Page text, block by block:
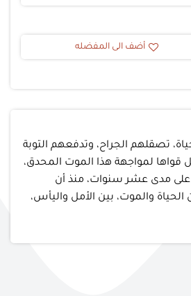
أضف الى المفضله
تصقلهم الجراح، وتدفعهم التوبة
لمواجهة هذا الموت المحدق،
على مدى عشر سنوات، منذ أن
والموت، بين الأمل واليأس،